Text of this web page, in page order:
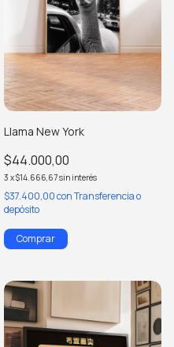
Llama New York
$44.000,00
3 x$14.666,67sin interés
$37.400,00conTransferencia o
depósito
Comprar